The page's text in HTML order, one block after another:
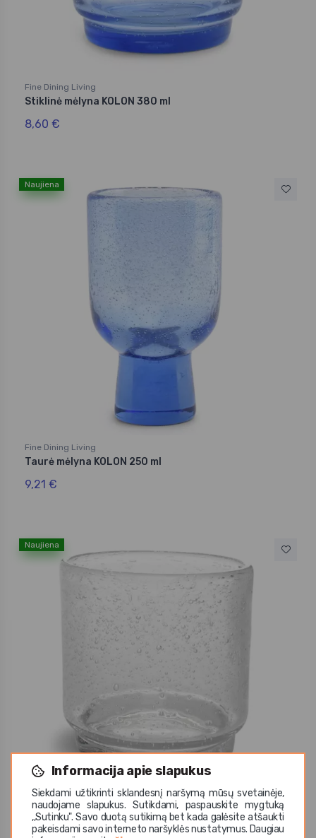
Informacija apie slapukus
Siekdami užtikrinti sklandesnį naršymą mūsų svetainėje,
naudojame slapukus. Sutikdami, paspauskite mygtuką
,,Sutinku". Savo duotą sutikimą bet kada galėsite atšaukti
pakeisdami savo interneto naršyklės nustatymus. Daugiau
Fine Dining Living
Stiklinė mėlyna KOLON 380 ml
8,60 €
Naujiena
Fine Dining Living
Taurė mėlyna KOLON 250 ml
9,21 €
Naujiena
Fine Dining Living
Stiklinė KOLON 380 ml